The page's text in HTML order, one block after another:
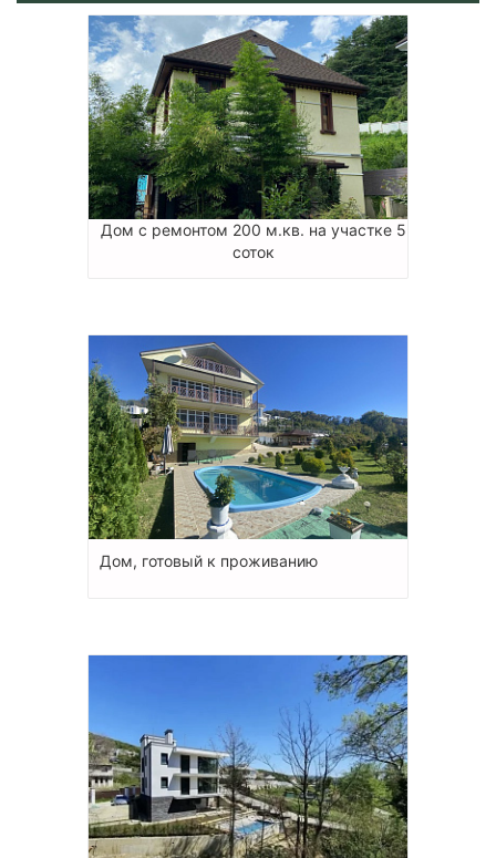
Дом с ремонтом 200 м.кв. на участке 5
соток
Дом, готовый к проживанию